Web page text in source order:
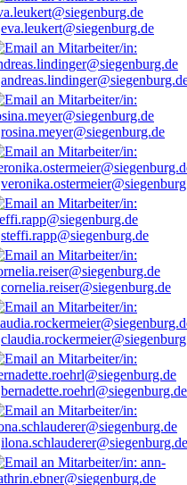
eva.leukert@siegenburg.de
rosina.meyer@siegenburg.de
steffi.rapp@siegenburg.de
cornelia.reiser@siegenburg.de
bernadette.roehrl@siegenburg.de
ilona.schlauderer@siegenburg.de